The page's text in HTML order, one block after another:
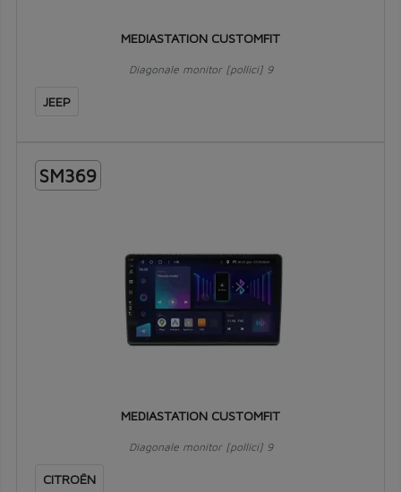
MEDIASTATION CUSTOMFIT
Diagonale monitor [pollici] 9
JEEP
SM369
MEDIASTATION CUSTOMFIT
Diagonale monitor [pollici] 9
CITROËN